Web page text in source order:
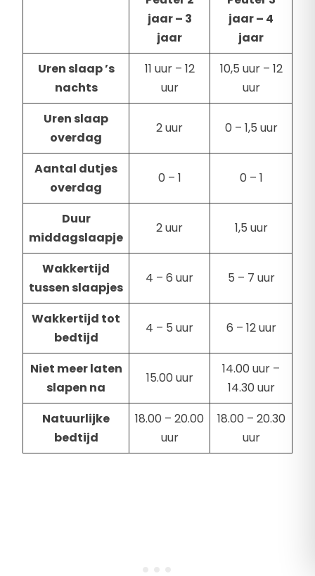
jaar – 3
jaar
jaar – 4
jaar
Uren slaap ’s
nachts
11 uur – 12
uur
10,5 uur – 12
uur
Uren slaap
overdag
2 uur 0 – 1,5 uur
Aantal dutjes
overdag
0 – 1 0 – 1
Duur
middagslaapje
2 uur 1,5 uur
Wakkertijd
tussen slaapjes
4 – 6 uur 5 – 7 uur
Wakkertijd tot
bedtijd
4 – 5 uur 6 – 12 uur
Niet meer laten
slapen na
15.00 uur
14.00 uur –
14.30 uur
Natuurlijke
bedtijd
18.00 – 20.00
uur
18.00 – 20.30
uur